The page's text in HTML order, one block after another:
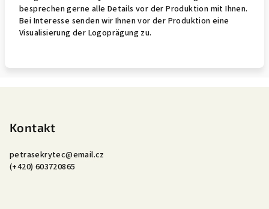
besprechen gerne alle Details vor der Produktion mit Ihnen.
Bei Interesse senden wir Ihnen vor der Produktion eine
Visualisierung der Logoprägung zu.
Kontakt
petrasekrytec@email.cz
(+420) 603720865